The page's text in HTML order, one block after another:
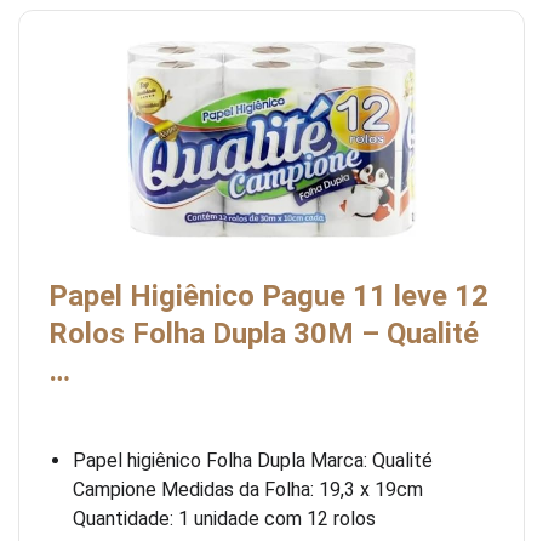
Papel Higiênico Pague 11 leve 12
Rolos Folha Dupla 30M – Qualité
…
Papel higiênico Folha Dupla Marca: Qualité
Campione Medidas da Folha: 19,3 x 19cm
Quantidade: 1 unidade com 12 rolos